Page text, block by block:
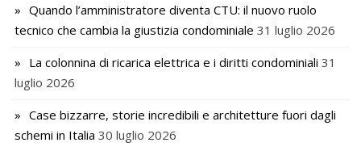
Quando l’amministratore diventa CTU: il nuovo ruolo
tecnico che cambia la giustizia condominiale 31 luglio 2026
La colonnina di ricarica elettrica e i diritti condominiali 31
luglio 2026
Case bizzarre, storie incredibili e architetture fuori dagli
schemi in Italia 30 luglio 2026